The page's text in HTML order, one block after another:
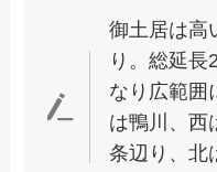
御土居は高
り。総延長
なり広範囲
は鴨川、西
条辺り、北